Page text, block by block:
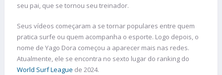
seu pai, que se tornou seu treinador.
Seus vídeos começaram a se tornar populares entre quem
pratica surfe ou quem acompanha o esporte. Logo depois, o
nome de Yago Dora começou a aparecer mais nas redes.
Atualmente, ele se encontra no sexto lugar do ranking do
World Surf League de 2024.